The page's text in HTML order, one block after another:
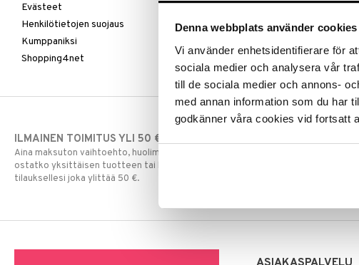
Denna webbplats använder cookies
Vi använder enhetsidentifierare för
sociala medier och analysera vår
till de sociala medier och annons-
med annan information som du har
godkänner våra cookies vid fortsatt
Evästeet
Henkilötietojen suojaus
Kumppaniksi
Shopping4net
ILMAINEN TOIMITUS YLI 50 €
Aina maksuton vaihtoehto, huolimatta siitä
ostatko yksittäisen tuotteen tai koko
tilauksellesi joka ylittää 50 €.
Ennen kello 13.00